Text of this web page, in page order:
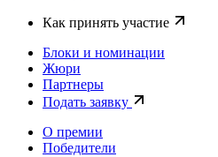
Как принять участие
Блоки и номинации
Жюри
Партнеры
Подать заявку
О премии
Победители